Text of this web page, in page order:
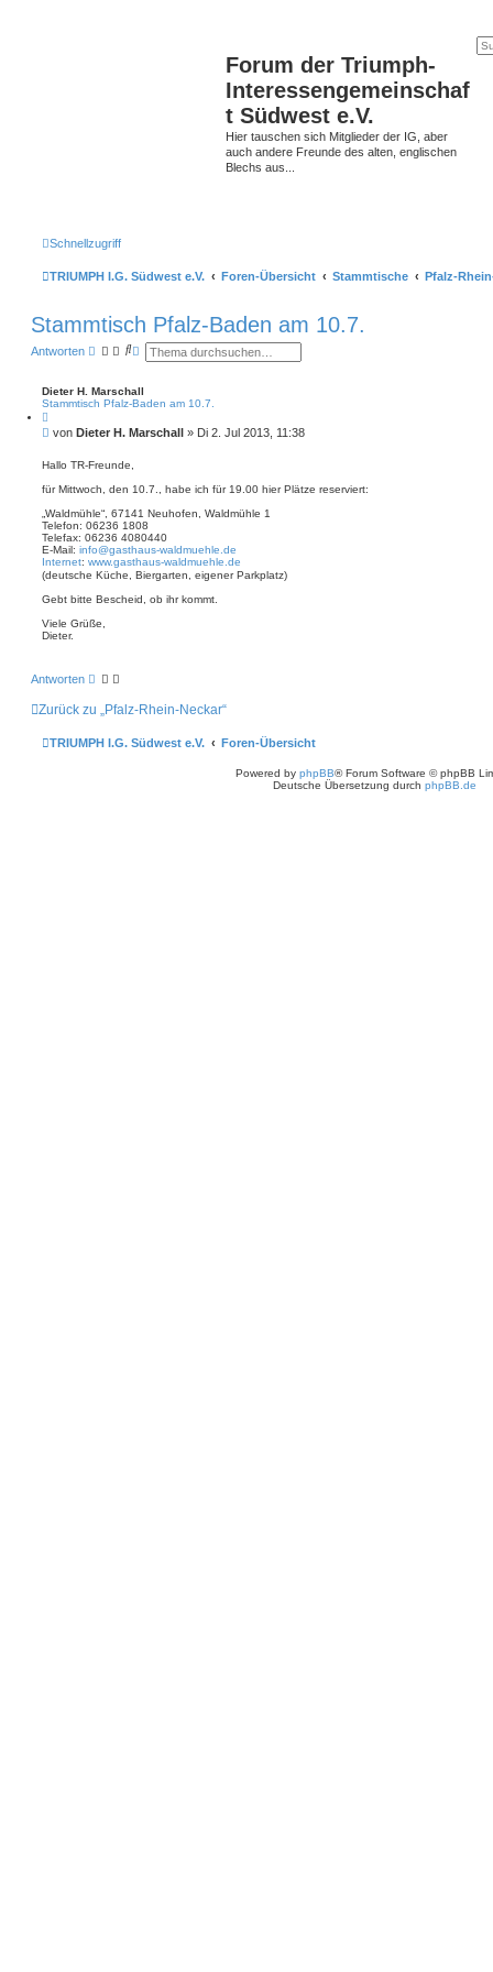
Forum der Triumph-
Interessengemeinschaf
t Südwest e.V.
Hier tauschen sich Mitglieder der IG, aber
auch andere Freunde des alten, englischen
Blechs aus...
Schnellzugriff
TRIUMPH I.G. Südwest e.V. Foren-Übersicht Stammtische Pfalz-
Stammtisch Pfalz-Baden am 10.7.
Antworten
S
h
e
E
e
r
u
h
e
Dieter H. Marschall
Stammtisch Pfalz-Baden am 10.7.
i
t
t
B
i
r
a
g
von Dieter H. Marschall » Di 2. Jul 2013, 11:38
Hallo TR-Freunde,
für Mittwoch, den 10.7., habe ich für 19.00 hier Plätze reserviert:
„Waldmühle“, 67141 Neuhofen, Waldmühle 1
Telefon: 06236 1808
Telefax: 06236 4080440
E-Mail: info@gasthaus-waldmuehle.de
Internet: www.gasthaus-waldmuehle.de
(deutsche Küche, Biergarten, eigener Parkplatz)
Gebt bitte Bescheid, ob ihr kommt.
Viele Grüße,
Dieter.
Antworten
Zurück zu „Pfalz-Rhein-Neckar“
TRIUMPH I.G. Südwest e.V. Foren-Übersicht
Powered by phpBB® Forum Software © phpBB
Deutsche Übersetzung durch phpBB.de